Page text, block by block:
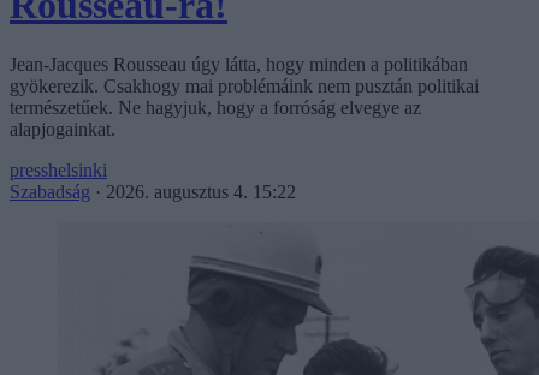
Jean-Jacques Rousseau úgy látta, hogy minden a politikában
gyökerezik. Csakhogy mai problémáink nem pusztán politikai
természetűek. Ne hagyjuk, hogy a forróság elvegye az
alapjogainkat.
presshelsinki
Szabadság · 2026. augusztus 4. 15:22